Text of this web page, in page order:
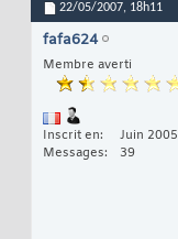
22/05/2007, 18h11
fafa624
Membre averti
Inscrit en
Juin 2005
Messages
39